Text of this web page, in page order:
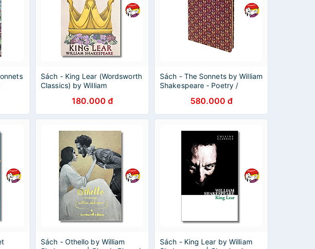
Sách - King Lear (Wordsworth
Classics) by William
Classics Literature
180.000 đ
Sách - The Sonnets by William
Shakespeare - Poetry /
580.000 đ
Sách - Othello by William
Sách - King Lear by William